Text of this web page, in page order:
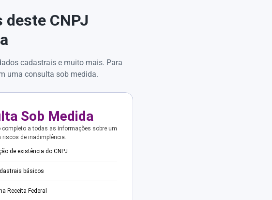
CNPJ
cadastrais e muito mais. Para
uma consulta sob medida.
Sob Medida
completo a todas as informações sobre um
riscos de inadimplência.
de existência do CNPJ
básicos
Receita Federal